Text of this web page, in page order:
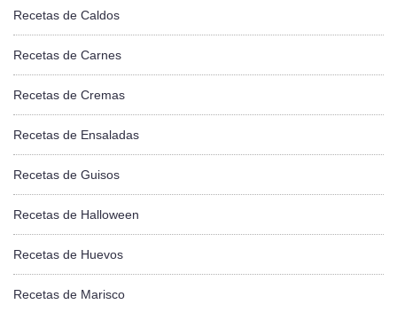
Recetas de Caldos
Recetas de Carnes
Recetas de Cremas
Recetas de Ensaladas
Recetas de Guisos
Recetas de Halloween
Recetas de Huevos
Recetas de Marisco